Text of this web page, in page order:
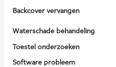
Backcover vervangen
Waterschade behandeling
Toestel onderzoeken
Software probleem